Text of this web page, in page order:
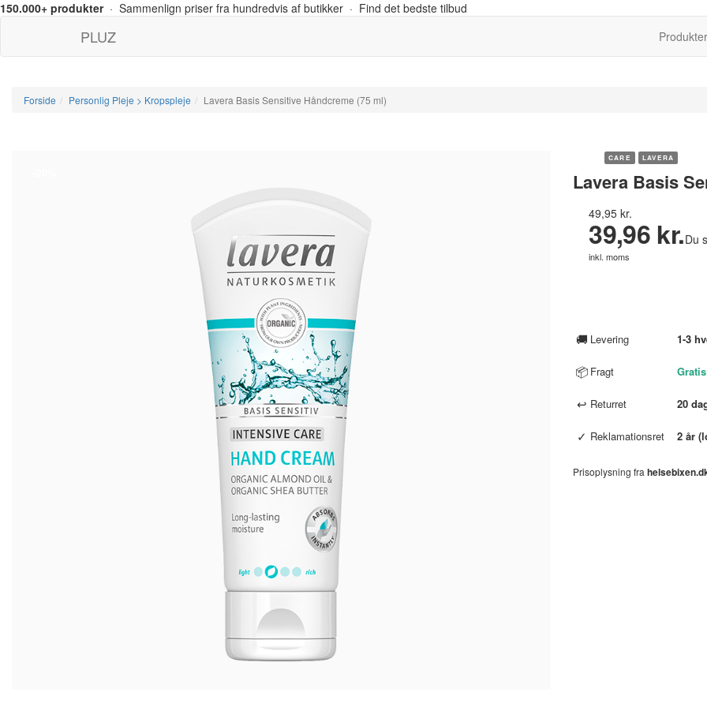
150.000+ produkter· Sammenlign priser fra hundredvis af butikker · Find det bedste tilbud
PLUZ Produkter
Forside Personlig Pleje > Kropspleje Lavera Basis Sensitive Håndcreme (75 ml)
CARE LAVERA
Lavera Basis
49,95 kr.
39,96 kr.Du
inkl. moms
🚚 Levering 1-3
📦 Fragt Gratis
↩ Returret 20
✓ Reklamationsret 2 år
Prisoplysning fra